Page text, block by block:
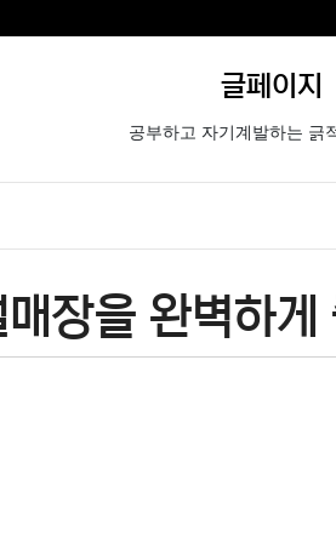
글페이지
공부하고 자기계발하는 긁
장을 완벽하게